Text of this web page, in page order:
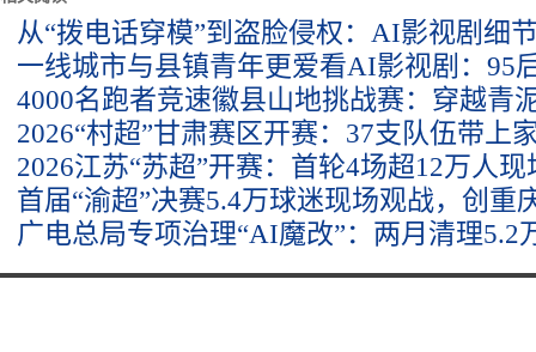
从“拨电话穿模”到盗脸侵权：AI影视剧细
一线城市与县镇青年更爱看AI影视剧：95
4000名跑者竞速徽县山地挑战赛：穿越青
2026“村超”甘肃赛区开赛：37支队伍带上
2026江苏“苏超”开赛：首轮4场超12万人现
首届“渝超”决赛5.4万球迷现场观战，创重
广电总局专项治理“AI魔改”：两月清理5.2